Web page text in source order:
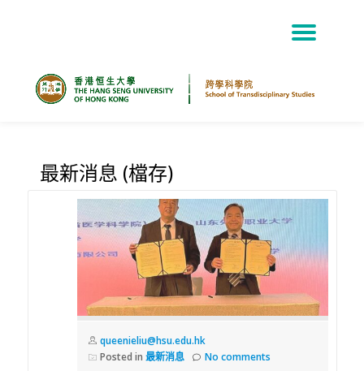
最新消息 (檔存)
queenieliu@hsu.edu.hk
Posted in 最新消息 No comments